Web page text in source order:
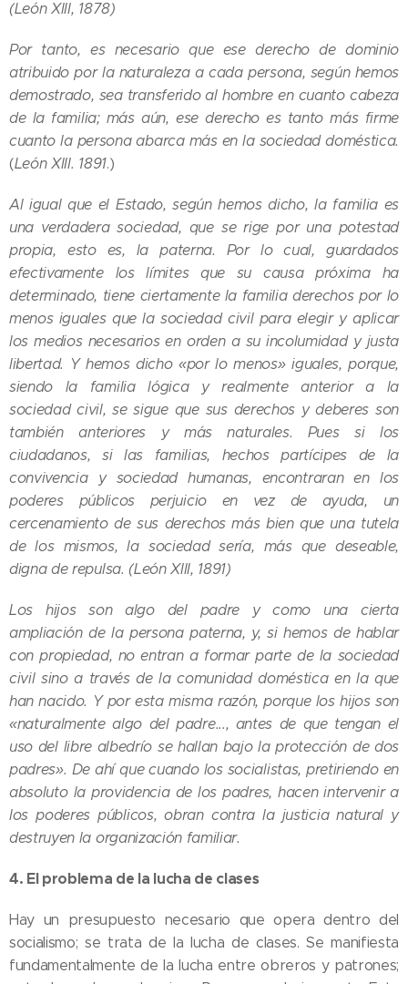
(León XIII, 1878)
Por tanto, es necesario que ese derecho de dominio
atribuido por la naturaleza a cada persona, según hemos
demostrado, sea transferido al hombre en cuanto cabeza
de la familia; más aún, ese derecho es tanto más firme
cuanto la persona abarca más en la sociedad doméstica.
(León XIII. 1891.)
Al igual que el Estado, según hemos dicho, la familia es
una verdadera sociedad, que se rige por una potestad
propia, esto es, la paterna. Por lo cual, guardados
efectivamente los límites que su causa próxima ha
determinado, tiene ciertamente la familia derechos por lo
menos iguales que la sociedad civil para elegir y aplicar
los medios necesarios en orden a su incolumidad y justa
libertad. Y hemos dicho «por lo menos» iguales, porque,
siendo la familia lógica y realmente anterior a la
sociedad civil, se sigue que sus derechos y deberes son
también anteriores y más naturales. Pues si los
ciudadanos, si las familias, hechos partícipes de la
convivencia y sociedad humanas, encontraran en los
poderes públicos perjuicio en vez de ayuda, un
cercenamiento de sus derechos más bien que una tutela
de los mismos, la sociedad sería, más que deseable,
digna de repulsa. (León XIII, 1891)
Los hijos son algo del padre y como una cierta
ampliación de la persona paterna, y, si hemos de hablar
con propiedad, no entran a formar parte de la sociedad
civil sino a través de la comunidad doméstica en la que
han nacido. Y por esta misma razón, porque los hijos son
«naturalmente algo del padre..., antes de que tengan el
uso del libre albedrío se hallan bajo la protección de dos
padres». De ahí que cuando los socialistas, pretiriendo en
absoluto la providencia de los padres, hacen intervenir a
los poderes públicos, obran contra la justicia natural y
destruyen la organización familiar.
4. El problema de la lucha de clases
Hay un presupuesto necesario que opera dentro del
socialismo; se trata de la lucha de clases. Se manifiesta
fundamentalmente de la lucha entre obreros y patrones;